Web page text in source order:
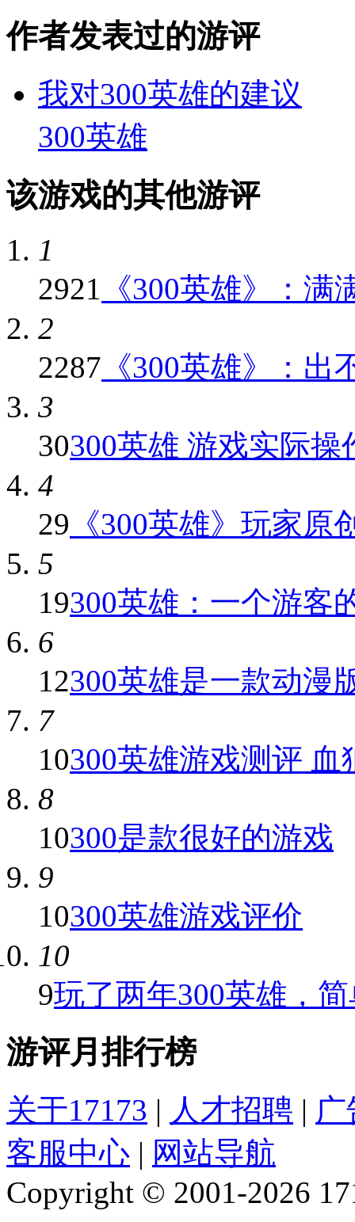
作者发表过的游评
我对300英雄的建议
300英雄
该游戏的其他游评
1
2921
《300英雄》：满
2
2287 《300英雄》：出
3
30300英雄 游戏实际操
4
29 《300英雄》玩家原
5
19300英雄：一个游客
6
12300英雄是一款动漫
7
10300英雄游戏测评 血
8
10300是款很好的游戏
9
10300英雄游戏评价
10
9玩了两年300英雄，
游评月排行榜
关于17173 | 人才招聘 |
客服中心 | 网站导航
Copyright © 2001-2026